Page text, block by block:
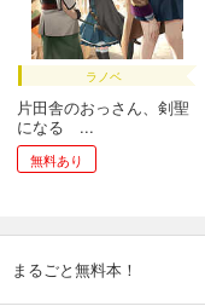
ラノベ
片田舎のおっさん、剣聖
になる ...
無料あり
まるごと無料本！